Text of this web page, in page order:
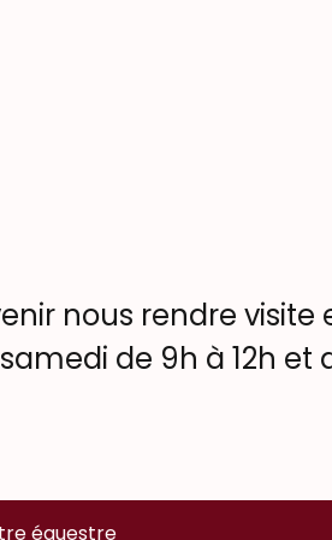
nous rendre
de 9h à 12h et
équestre